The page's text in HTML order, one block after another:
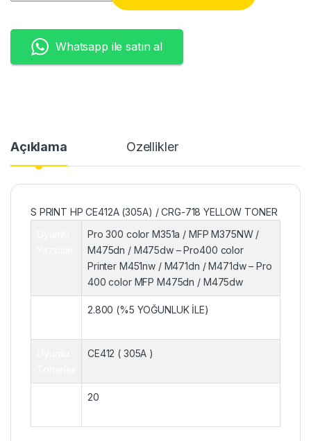
Whatsapp ile satın al
Açıklama Özellikler
S PRINT HP CE412A (305A) / CRG-718 YELLOW TONER
Pro 300 color M351a / MFP M375NW /
M475dn / M475dw – Pro400 color
Printer M451nw / M471dn / M471dw – Pro
400 color MFP M475dn / M475dw
2.800 (%5 YOĞUNLUK İLE)
CE412 ( 305A )
20